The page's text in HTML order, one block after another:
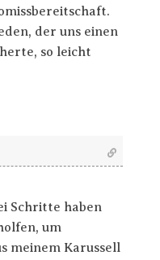
der uns einen
so leicht
Schritte haben
um
meinem Karussell